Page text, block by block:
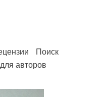
Поиск
авторов